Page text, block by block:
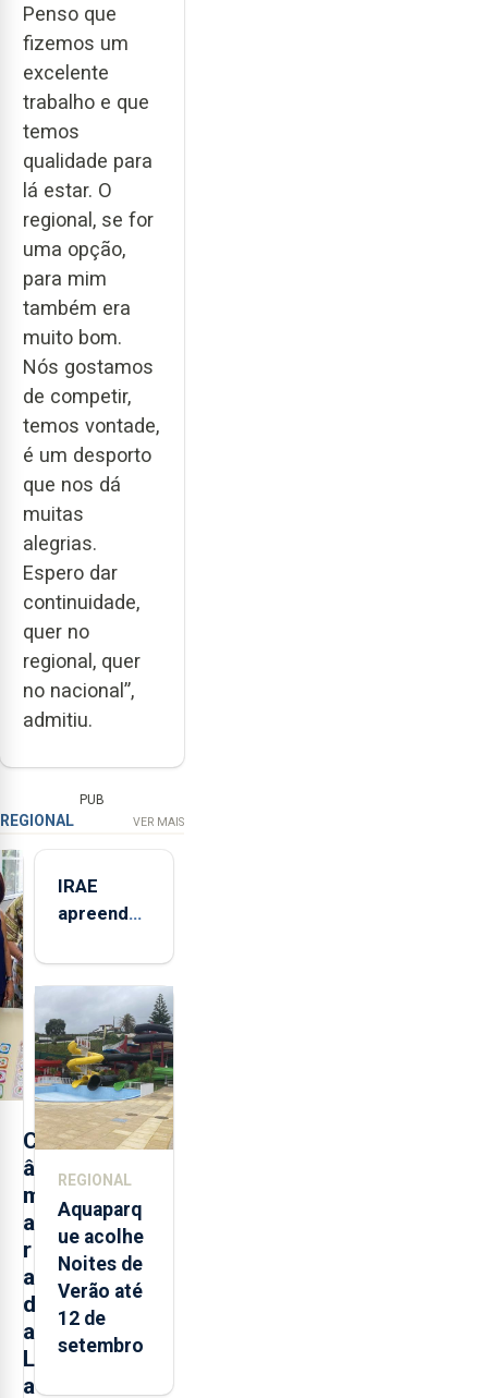
Penso que
fizemos um
excelente
trabalho e que
temos
qualidade para
lá estar. O
regional, se for
uma opção,
para mim
também era
muito bom.
Nós gostamos
de competir,
temos vontade,
é um desporto
que nos dá
muitas
alegrias.
Espero dar
continuidade,
quer no
regional, quer
no nacional”,
admitiu.
PUB
REGIONAL VER MAIS
C
â
m
a
r
a
d
a
L
a
IRAE
apreendeu
toneladas
de
alimentos
entre
2021 e
2025 nos
Açores
REGIONAL
Aquaparq
ue acolhe
Noites de
Verão até
12 de
setembro